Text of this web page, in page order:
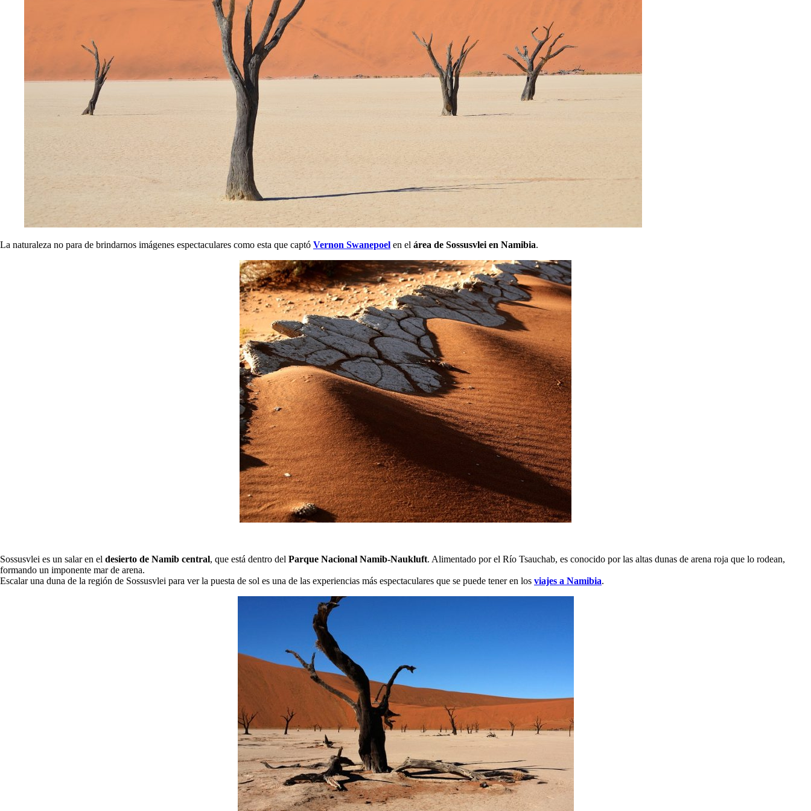
La naturaleza no para de brindarnos imágenes espectaculares como esta que captó Vernon Swanepoel en el área de Sossusvlei en Namibia.
Sossusvlei es un salar en el desierto de Namib central, que está dentro del Parque Nacional Namib-Naukluft. Alimentado por el Río Tsauchab, es conocido por las altas dunas de arena roja que lo rodean,
formando un imponente mar de arena.
Escalar una duna de la región de Sossusvlei para ver la puesta de sol es una de las experiencias más espectaculares que se puede tener en los viajes a Namibia.